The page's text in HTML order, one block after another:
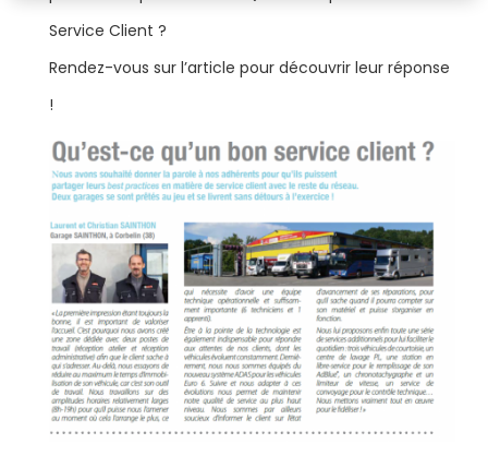
Service Client ?
Rendez-vous sur l’article pour découvrir leur réponse
!